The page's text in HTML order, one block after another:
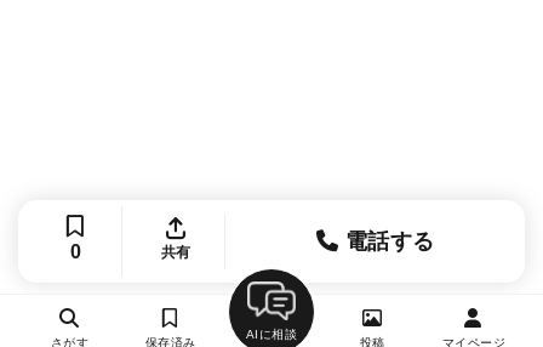
0 共有 電話する
さがす 保存済み
AIに相談
投稿 マイページ